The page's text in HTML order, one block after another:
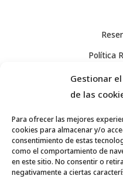
Gestionar
de las
Para ofrecer las mejores
cookies para almacenar y/o
consentimiento de estas
como el comportamiento de
en este sitio. No consentir o
negativamente a ciertas
Política
Términos y
Política
963